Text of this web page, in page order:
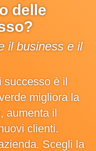
delle
il business e il
successo è il
migliora la
aumenta il
clienti.
Scegli la